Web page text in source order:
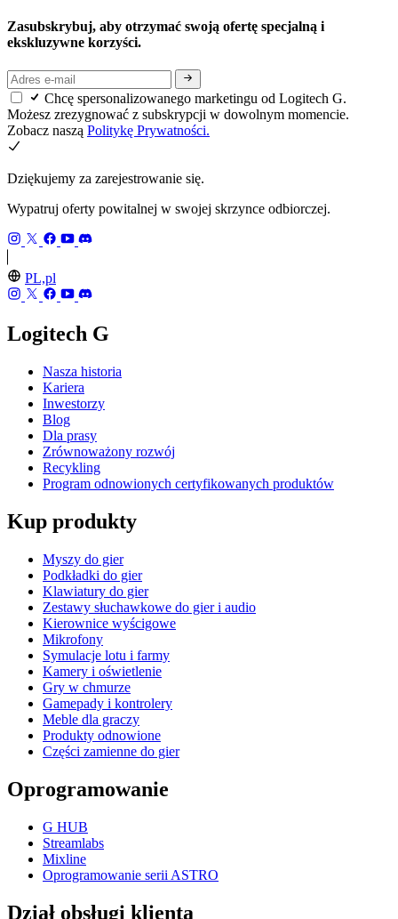
Zasubskrybuj, aby otrzymać swoją ofertę specjalną i
ekskluzywne korzyści.
Chcę spersonalizowanego marketingu od Logitech G.
Możesz zrezygnować z subskrypcji w dowolnym momencie.
Zobacz naszą Politykę Prywatności.
Dziękujemy za zarejestrowanie się.
Wypatruj oferty powitalnej w swojej skrzynce odbiorczej.
PL,pl
Logitech G
Nasza historia
Kariera
Inwestorzy
Blog
Dla prasy
Zrównoważony rozwój
Recykling
Program odnowionych certyfikowanych produktów
Kup produkty
Myszy do gier
Podkładki do gier
Klawiatury do gier
Zestawy słuchawkowe do gier i audio
Kierownice wyścigowe
Mikrofony
Symulacje lotu i farmy
Kamery i oświetlenie
Gry w chmurze
Gamepady i kontrolery
Meble dla graczy
Produkty odnowione
Części zamienne do gier
Oprogramowanie
G HUB
Streamlabs
Mixline
Oprogramowanie serii ASTRO
Dział obsługi klienta